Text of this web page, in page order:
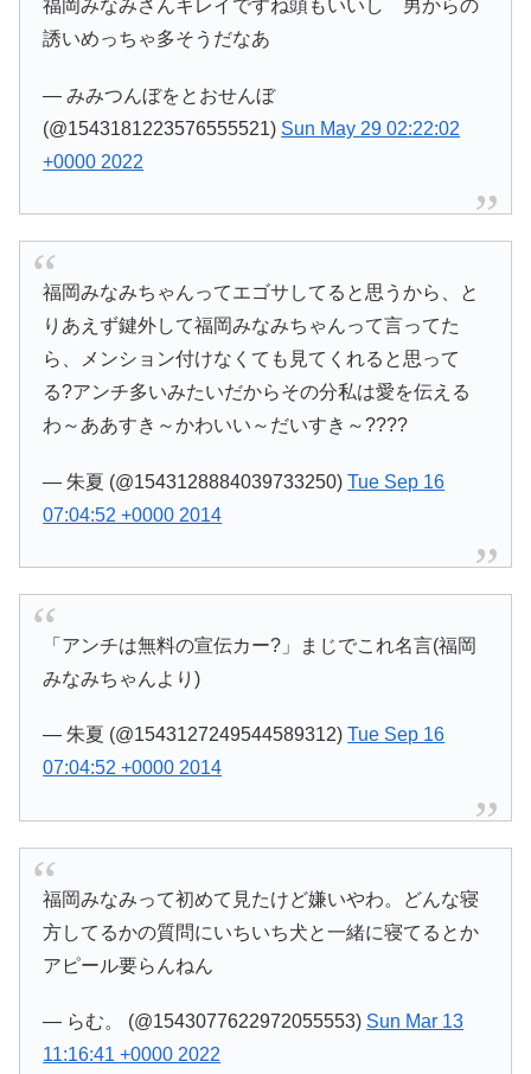
福岡みなみさんキレイですね頭もいいし 男からの
誘いめっちゃ多そうだなあ
— みみつんぼをとおせんぼ
(@1543181223576555521) Sun May 29 02:22:02
+0000 2022
福岡みなみちゃんってエゴサしてると思うから、と
りあえず鍵外して福岡みなみちゃんって言ってた
ら、メンション付けなくても見てくれると思って
る?アンチ多いみたいだからその分私は愛を伝える
わ～ああすき～かわいい～だいすき～????
— 朱夏 (@1543128884039733250)Tue Sep 16
07:04:52 +0000 2014
「アンチは無料の宣伝カー?」まじでこれ名言(福岡
みなみちゃんより)
— 朱夏 (@1543127249544589312)Tue Sep 16
07:04:52 +0000 2014
福岡みなみって初めて見たけど嫌いやわ。どんな寝
方してるかの質問にいちいち犬と一緒に寝てるとか
アピール要らんねん
— らむ。 (@1543077622972055553) Sun Mar 13
11:16:41 +0000 2022